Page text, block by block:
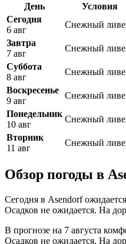
День Условия
Сегодня
6 авг
Снежный
Завтра
7 авг
Снежный
Суббота
8 авг
Снежный
Воскресенье
9 авг
Снежный
Понедельник
10 авг
Снежный
Вторник
11 авг
Снежный
Обзор погоды в
Сегодня в Asendorf
Осадков не ожидается. На
В прогнозе на 7 августа
Осадков не ожидается. На